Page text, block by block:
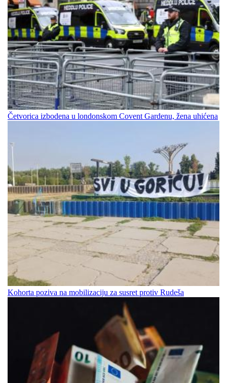
Četvorica izbodena u londonskom Covent Gardenu, žena uhićena
Kohorta poziva na mobilizaciju za susret protiv Rudeša